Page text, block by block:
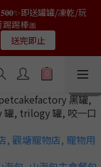
結帳時輸入優惠碼
產品不適用
限量20個
即送罐罐/凍乾/玩
踢棒🎀
送完即止
凍乾生肉貓糧
配方✅
𝟖月𝟑𝟏截止
結帳時輸入優惠碼
產品不適用